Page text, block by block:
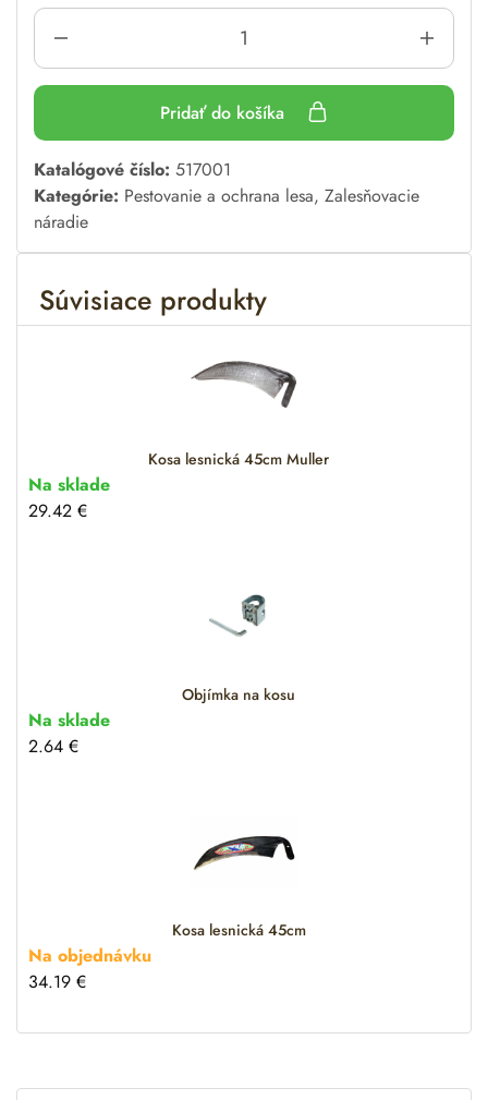
Pridať do košíka
A
l
t
e
n
a
Katalógové číslo: 517001
Kategórie: Pestovanie a ochrana lesa, Zalesňovacie
náradie
Súvisiace produkty
Kosa lesnická 45cm Muller
Na sklade
29.42 €
Objímka na kosu
Na sklade
2.64 €
Kosa lesnická 45cm
Na objednávku
34.19 €